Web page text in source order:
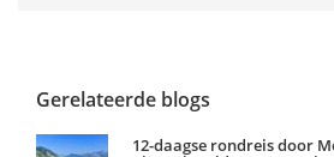
Gerelateerde blogs
12-daagse rondreis door